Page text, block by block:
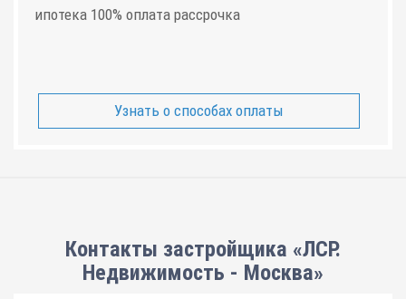
ипотека 100% оплата рассрочка
Узнать о способах оплаты
Контакты застройщика «ЛСР.
Недвижимость - Москва»